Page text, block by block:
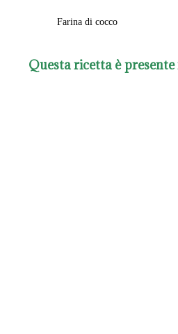
Farina di cocco
Questa ricetta è